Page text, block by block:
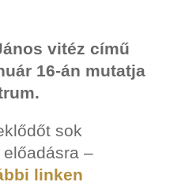
vitéz című
16-án mutatja
sok
–
linken